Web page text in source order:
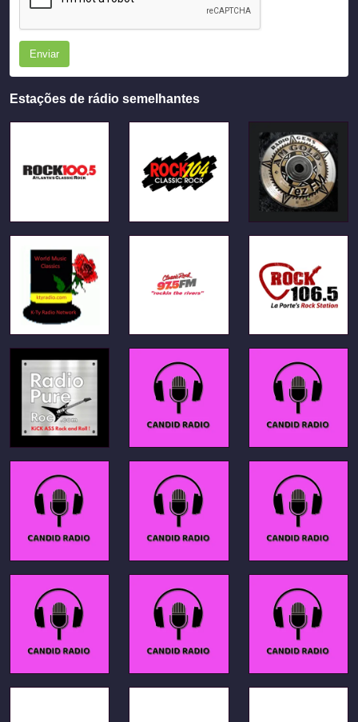
Enviar
Estações de rádio semelhantes